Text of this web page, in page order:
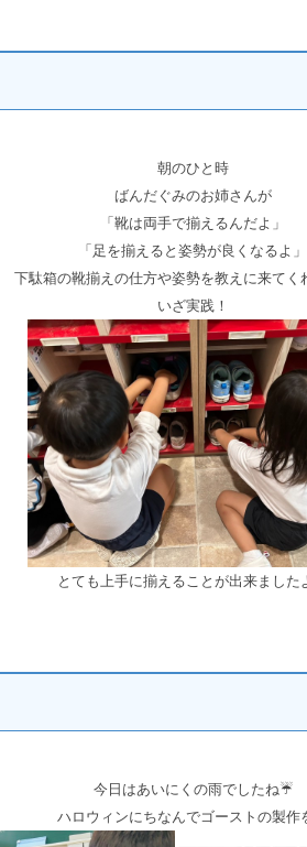
朝のひと時
ばんだぐみのお姉さんが
「靴は両手で揃えるんだよ」
「足を揃えると姿勢が良くなるよ」
下駄箱の靴揃えの仕方や姿勢を教えに来てく
いざ実践！
とても上手に揃えることが出来ました
今日はあいにくの雨でしたね☔
ハロウィンにちなんでゴーストの製作